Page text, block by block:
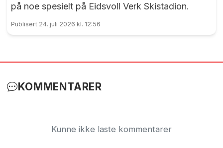
på noe spesielt på Eidsvoll Verk Skistadion.
Publisert 24. juli 2026 kl. 12:56
KOMMENTARER
Kunne ikke laste kommentarer